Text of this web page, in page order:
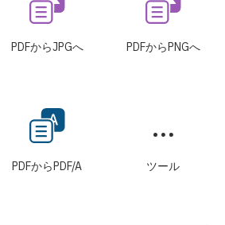
PDFからJPGへ PDFからPNGへ
PDFからPDF/A ツール